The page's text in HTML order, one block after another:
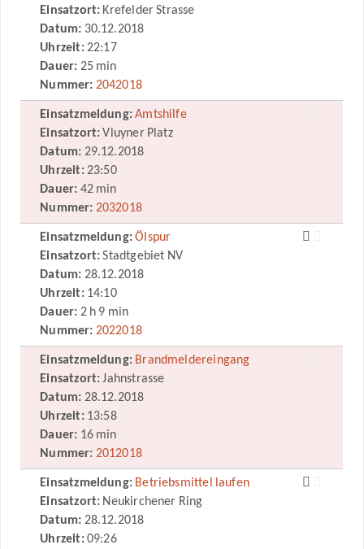
Einsatzort: Krefelder Strasse
Datum: 30.12.2018
Uhrzeit:22:17
Dauer: 25 min
Nummer: 2042018
Einsatzmeldung:Amtshilfe
Einsatzort:Vluyner Platz
Datum: 29.12.2018
Uhrzeit:23:50
Dauer: 42 min
Nummer: 2032018
Einsatzmeldung:Ölspur
Einsatzort:Stadtgebiet NV
Datum: 28.12.2018
Uhrzeit:14:10
Dauer: 2 h 9 min
Nummer: 2022018
Einsatzmeldung: Brandmeldereingang
Einsatzort:Jahnstrasse
Datum: 28.12.2018
Uhrzeit:13:58
Dauer: 16 min
Nummer: 2012018
Einsatzmeldung: Betriebsmittel laufen
Einsatzort: Neukirchener Ring
Datum: 28.12.2018
Uhrzeit:09:26